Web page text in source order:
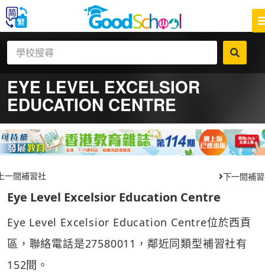
EYE LEVEL EXCELSIOR
EDUCATION CENTRE
一間補習社 下一間補
Eye Level Excelsior Education Centre
Eye Level Excelsior Education Centre位於西貢
區，聯絡電話是27580011，鄰近同類型補習社有
152間。